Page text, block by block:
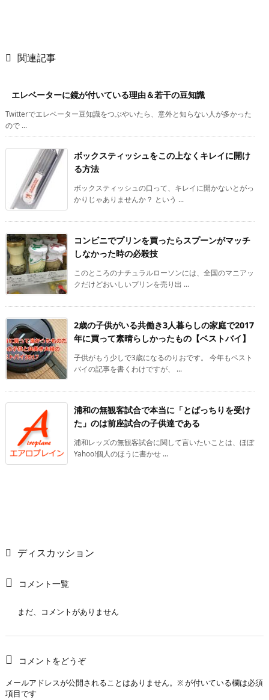
 関連記事
エレベーターに鏡が付いている理由＆若干の豆知識
Twitterでエレベーター豆知識をつぶやいたら、意外と知らない人が多かった
ので ...
ボックスティッシュをこの上なくキレイに開け
る方法
ボックスティッシュの口って、キレイに開かないとがっ
かりじゃありませんか？ という ...
コンビニでプリンを買ったらスプーンがマッチ
しなかった時の必殺技
このところのナチュラルローソンには、全国のマニアッ
クだけどおいしいプリンを売り出 ...
2歳の子供がいる共働き3人暮らしの家庭で2017
年に買って素晴らしかったもの【ベストバイ】
子供がもう少しで3歳になるのりおです。 今年もベスト
バイの記事を書くわけですが、 ...
浦和の無観客試合で本当に「とばっちりを受け
た」のは前座試合の子供達である
浦和レッズの無観客試合に関して言いたいことは、ほぼ
Yahoo!個人のほうに書かせ ...
ディスカッション
コメント一覧
まだ、コメントがありません
コメントをどうぞ
メールアドレスが公開されることはありません。 ※が付いている欄は必須
項目です